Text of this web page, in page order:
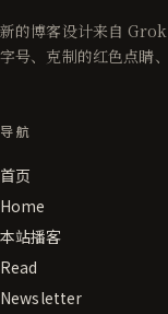
新的博客设计来自
字号、克制的红色点睛
导航
首页
Home
本站播客
Read
Newsletter